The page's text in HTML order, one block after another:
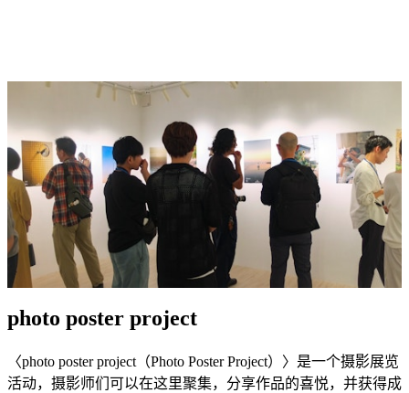
photo poster project
〈photo poster project（Photo Poster Project）〉是一个摄影展览
活动，摄影师们可以在这里聚集，分享作品的喜悦，并获得成